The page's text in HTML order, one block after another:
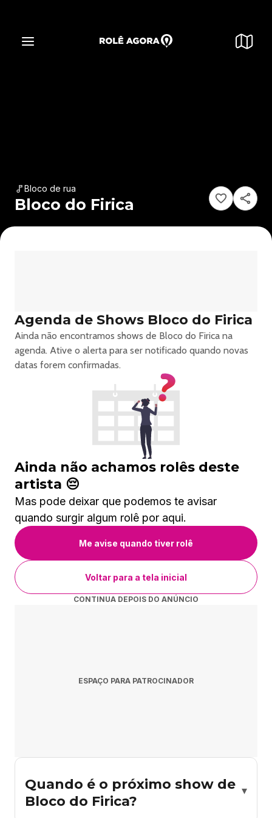
Bloco de rua
Bloco do Firica
Agenda de Shows Bloco do Firica
Ainda não encontramos shows de Bloco do Firica na
agenda. Ative o alerta para ser notificado quando novas
datas forem confirmadas.
Ainda não achamos rolês deste
artista 😔
Mas pode deixar que podemos te avisar
quando surgir algum rolê por aqui.
Me avise quando tiver rolê
Voltar para a tela inicial
CONTINUA DEPOIS DO ANÚNCIO
ESPAÇO PARA PATROCINADOR
Quando é o próximo show de
Bloco do Firica?
▾